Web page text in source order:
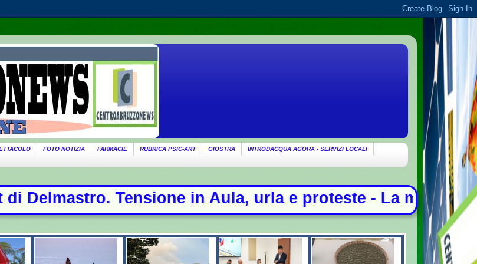
FOTO NOTIZIA FARMACIE RUBRICA PSIC-ART GIOSTRA
INTRODACQUA AGORA - SERVIZI LOCALI
in Aula, urla e proteste - La morte di Domenico: